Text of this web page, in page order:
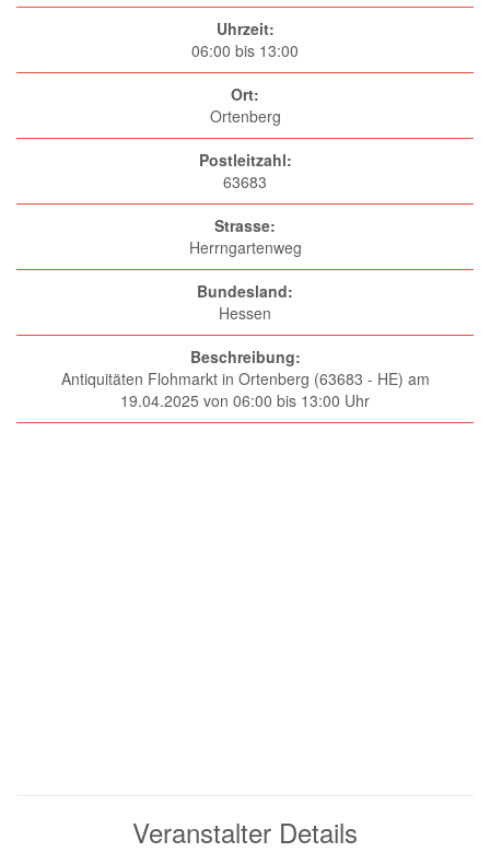
Uhrzeit:
06:00 bis 13:00
Ort:
Ortenberg
Postleitzahl:
63683
Strasse:
Herrngartenweg
Bundesland:
Hessen
Beschreibung:
Antiquitäten Flohmarkt in Ortenberg (63683 - HE) am
19.04.2025 von 06:00 bis 13:00 Uhr
Veranstalter Details